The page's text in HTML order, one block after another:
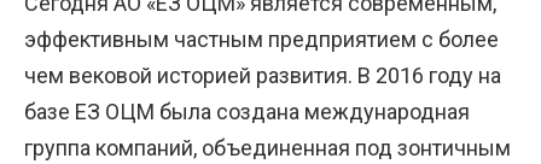
эффективным частным предприятием с более
чем вековой историей развития. В 2016 году на
базе ЕЗ ОЦМ была создана международная
группа компаний, объединенная под зонтичным